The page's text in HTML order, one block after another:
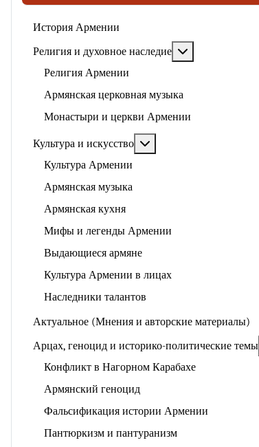
История Армении
Религия и духовное наследие
Религия Армении
Армянская церковная музыка
Монастыри и церкви Армении
Культура и искусство
Культура Армении
Армянская музыка
Армянская кухня
Мифы и легенды Армении
Выдающиеся армяне
Культура Армении в лицах
Наследники талантов
Актуальное (Мнения и авторские материалы)
Арцах, геноцид и историко-политические темы
Конфликт в Нагорном Карабахе
Армянский геноцид
Фальсификация истории Армении
Пантюркизм и пантуранизм